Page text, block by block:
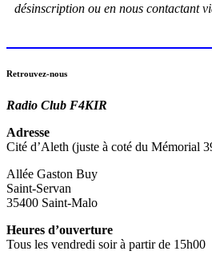
désinscription ou en nous contactant
Retrouvez-nous
Radio Club F4KIR
Adresse
Cité d’Aleth (juste à coté du Mémorial
Allée Gaston Buy
Saint-Servan
35400 Saint-Malo
Heures d’ouverture
Tous les vendredi soir à partir de 15h00